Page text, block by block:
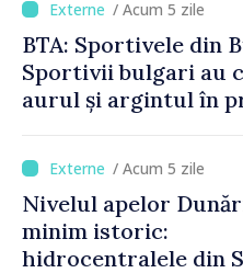
/ Acum 5 zile
BTA: Sportivele din
Sportivii bulgari au
aurul și argintul în
de gimnastică
Oradea
/ Acum 5 zile
Nivelul apelor
minim istoric:
hidrocentralele din